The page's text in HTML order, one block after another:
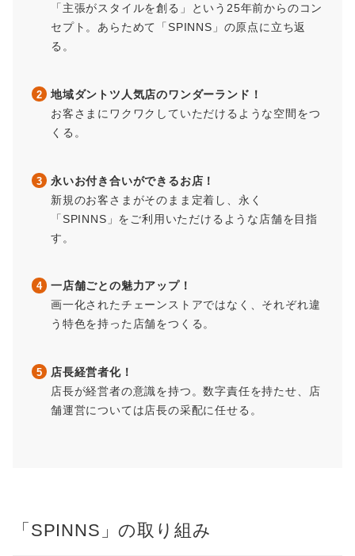
他の事例も見てみる
「主張がスタイルを創る」という25年前からのコン
セプト。あらためて「SPINNS」の原点に立ち返
る。
地域ダントツ人気店のワンダーランド！
お客さまにワクワクしていただけるような空間をつ
くる。
永いお付き合いができるお店！
新規のお客さまがそのまま定着し、永く
「SPINNS」をご利用いただけるような店舗を目指
す。
一店舗ごとの魅力アップ！
画一化されたチェーンストアではなく、それぞれ違
う特色を持った店舗をつくる。
店長経営者化！
店長が経営者の意識を持つ。数字責任を持たせ、店
舗運営については店長の采配に任せる。
「SPINNS」の取り組み